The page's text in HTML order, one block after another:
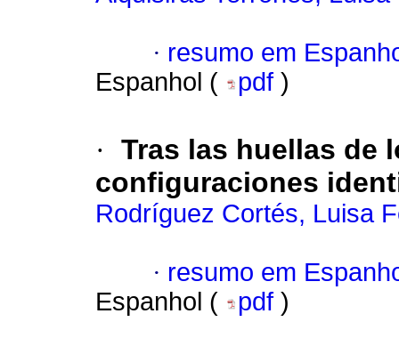
· resumo em
Espanhol (
pdf )
· Tras las huellas de
configuraciones
Rodríguez Cortés, Luisa
· resumo em
Espanhol (
pdf )